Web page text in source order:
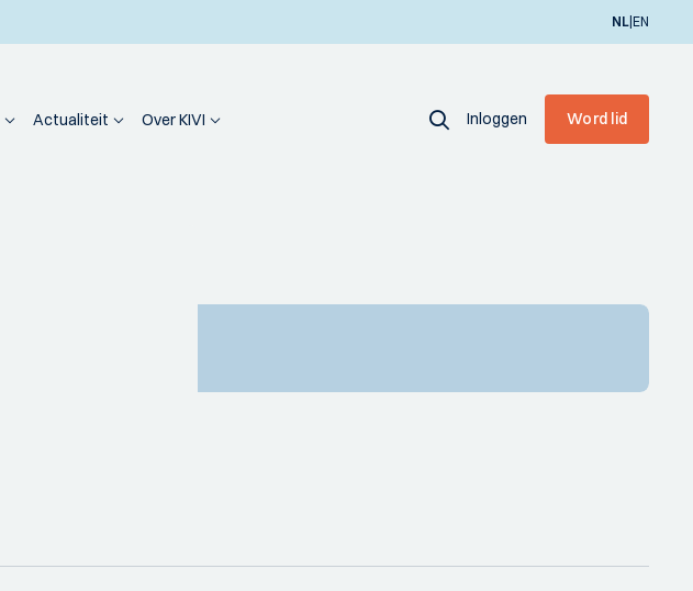
NL|EN
Actualiteit Over KIVI Inloggen Word lid